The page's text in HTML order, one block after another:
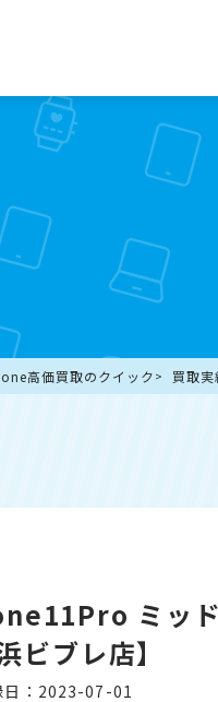
高価買取のクイック 買取
ミッ
ビブレ店】
日：2023-07-01